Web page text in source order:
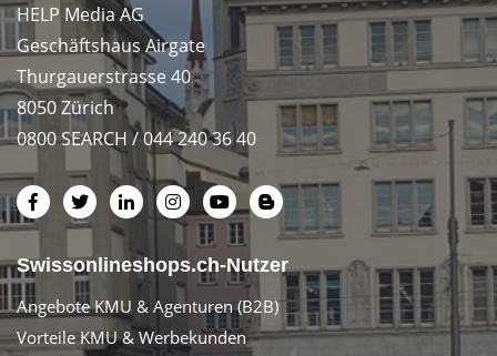
HELP Media AG
Geschäftshaus Airgate
Thurgauerstrasse 40
8050 Zürich
0800 SEARCH / 044 240 36 40
Swissonlineshops.ch-Nutzer
Angebote KMU & Agenturen (B2B)
Vorteile KMU & Werbekunden